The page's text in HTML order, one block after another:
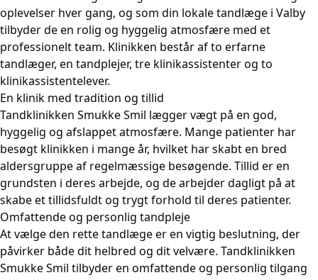
oplevelser hver gang, og som din lokale tandlæge i Valby
tilbyder de en rolig og hyggelig atmosfære med et
professionelt team. Klinikken består af to erfarne
tandlæger, en tandplejer, tre klinikassistenter og to
klinikassistentelever.
En klinik med tradition og tillid
Tandklinikken Smukke Smil lægger vægt på en god,
hyggelig og afslappet atmosfære. Mange patienter har
besøgt klinikken i mange år, hvilket har skabt en bred
aldersgruppe af regelmæssige besøgende. Tillid er en
grundsten i deres arbejde, og de arbejder dagligt på at
skabe et tillidsfuldt og trygt forhold til deres patienter.
Omfattende og personlig tandpleje
At vælge den rette tandlæge er en vigtig beslutning, der
påvirker både dit helbred og dit velvære. Tandklinikken
Smukke Smil tilbyder en omfattende og personlig tilgang